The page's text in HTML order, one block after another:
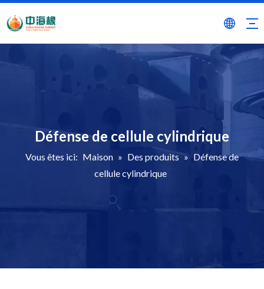
Défense de cellule cylindrique
Vous êtes ici: Maison » Des produits » Défense de
cellule cylindrique